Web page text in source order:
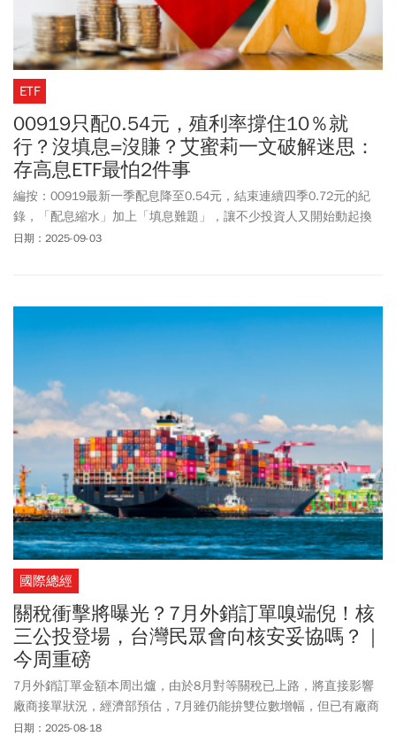
ETF
00919只配0.54元，殖利率撐住10％就
行？沒填息=沒賺？艾蜜莉一文破解迷思：
存高息ETF最怕2件事
編按：00919最新一季配息降至0.54元，結束連續四季0.72元的紀
錄，「配息縮水」加上「填息難題」，讓不少投資人又開始動起換
股念頭。然而，00919目前殖利率仍有10%左右，填不填息真有這麼
日期：2025-09-03
國際總經
關稅衝擊將曝光？7月外銷訂單嗅端倪！核
三公投登場，台灣民眾會向核安妥協嗎？｜
今周重磅
7月外銷訂單金額本周出爐，由於8月對等關稅已上路，將直接影響
廠商接單狀況，經濟部預估，7月雖仍能拚雙位數增幅，但已有廠商
反映，提前拉貨效應明顯趨緩，對等關稅衝擊正慢慢浮現。此外，
日期：2025-08-18